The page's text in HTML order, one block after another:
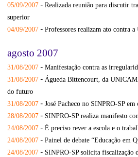
05/09/2007 - Realizada reunião para discutir
superior
04/09/2007 - Professores realizam ato contra
agosto 2007
31/08/2007 - Manifestação contra as
31/08/2007 - Águeda Bittencourt, da
do futuro
31/08/2007 - José Pacheco no SINPRO-SP em
28/08/2007 - SINPRO-SP realiza manifesto
24/08/2007 - É preciso rever a escola e o
24/08/2007 - Painel de debate “Educação em
24/08/2007 - SINPRO-SP solicita fiscalização